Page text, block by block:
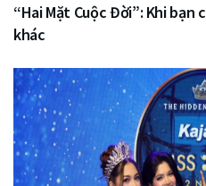
“Hai Mặt Cuộc Đời”: Khi bạn
khác